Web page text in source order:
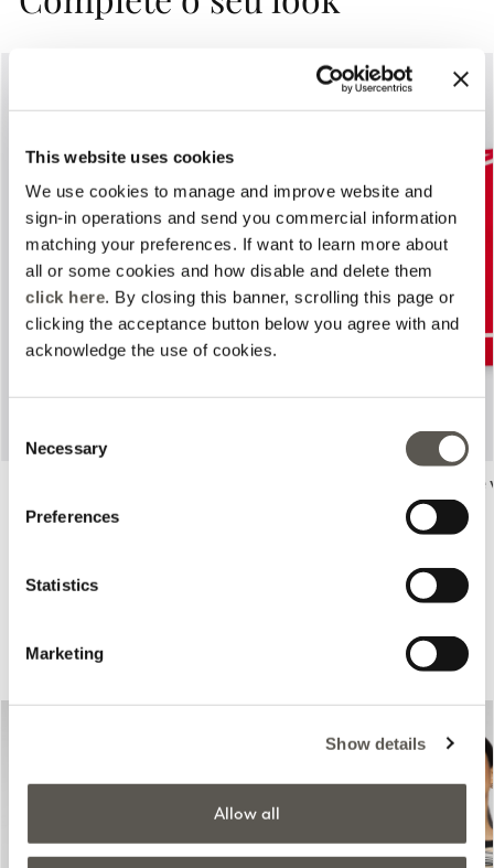
This website uses cookies
We use cookies to manage and improve website and
sign-in operations and send you commercial information
matching your preferences. If want to learn more about
all or some cookies and how disable and delete them
click here. By closing this banner, scrolling this page or
clicking the acceptance button below you agree with and
acknowledge the use of cookies.
Selection
Necessary
Preferences
Statistics
Marketing
Show details
Allow all
2 Colors
Top em malha mista de
Price reduced from
€49,50
Previous
Sugerido para si